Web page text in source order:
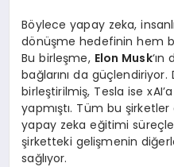
Böylece yapay zeka,
dönüşme hedefinin hem
Bu birleşme, Elon Musk
bağlarını da
birleştirilmiş, Tesla ise
yapmıştı. Tüm bu şirketler
yapay zeka eğitimi
şirketteki gelişmenin
sağlıyor.